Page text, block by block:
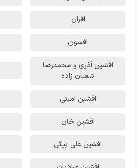
افران
افسون
افشین آذری و محمدرضا
شعبان زاده
افشین امینی
افشین خان
افشین علی بیگی